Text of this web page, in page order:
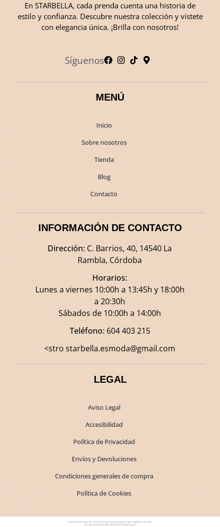
En STARBELLA, cada prenda cuenta una historia de
estilo y confianza. Descubre nuestra colección y vístete
con elegancia única. ¡Brilla con nosotros!
Síguenos
MENÚ
Inicio
Sobre nosotros
Tienda
Blog
Contacto
INFORMACIÓN DE CONTACTO
Dirección: C. Barrios, 40, 14540 La
Rambla, Córdoba
Horarios:
Lunes a viernes 10:00h a 13:45h y 18:00h
a 20:30h
Sábados de 10:00h a 14:00h
Teléfono:604 403 215
<stro starbella.esmoda@gmail.com
LEGAL
Aviso Legal
Accesibilidad
Política de Privacidad
Envíos y Devoluciones
Condiciones generales de compra
Política de Cookies